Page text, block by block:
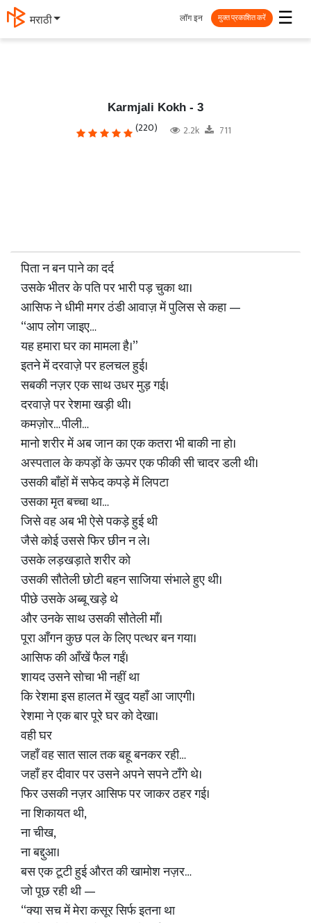
मराठी ☰
लॉग इन मुक्त प्रकाशित करें
Karmjali Kokh - 3
(220) 2.2k 711
पिता न बन पाने का दर्द
उसके भीतर के पति पर भारी पड़ चुका था।
आसिफ ने धीमी मगर ठंडी आवाज़ में पुलिस से कहा —
“आप लोग जाइए…
यह हमारा घर का मामला है।”
इतने में दरवाज़े पर हलचल हुई।
सबकी नज़र एक साथ उधर मुड़ गई।
दरवाज़े पर रेशमा खड़ी थी।
कमज़ोर… पीली…
मानो शरीर में अब जान का एक कतरा भी बाकी ना हो।
अस्पताल के कपड़ों के ऊपर एक फीकी सी चादर डली थी।
उसकी बाँहों में सफेद कपड़े में लिपटा
उसका मृत बच्चा था…
जिसे वह अब भी ऐसे पकड़े हुई थी
जैसे कोई उससे फिर छीन न ले।
उसके लड़खड़ाते शरीर को
उसकी सौतेली छोटी बहन साजिया संभाले हुए थी।
पीछे उसके अब्बू खड़े थे
और उनके साथ उसकी सौतेली माँ।
पूरा आँगन कुछ पल के लिए पत्थर बन गया।
आसिफ की आँखें फैल गईं।
शायद उसने सोचा भी नहीं था
कि रेशमा इस हालत में खुद यहाँ आ जाएगी।
रेशमा ने एक बार पूरे घर को देखा।
वही घर
जहाँ वह सात साल तक बहू बनकर रही…
जहाँ हर दीवार पर उसने अपने सपने टाँगे थे।
फिर उसकी नज़र आसिफ पर जाकर ठहर गई।
ना शिकायत थी,
ना चीख,
ना बद्दुआ।
बस एक टूटी हुई औरत की खामोश नज़र…
जो पूछ रही थी —
“क्या सच में मेरा कसूर सिर्फ इतना था